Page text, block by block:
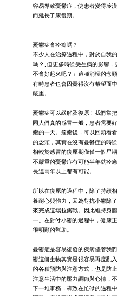
容易導致憂鬱症，使患者變得冷
而延長了康復期。
憂鬱症會痊癒嗎？
不少人在治療過程中，對於自我
嗎？｣但更多時候受生病的影響
不會好起來吧？」這種消極的念
有時患者也會因覺得沒有希望而
嚴重。
憂鬱症可以緩解及復原！我們常
同人們真的感冒一般，患者需要
癒的一天。痊癒後，可以回頭看
的念頭，其實在沒有憂鬱症的時
相較於感冒的復原期僅僅一個星
不嚴重的憂鬱症有可能半年就痊
長達兩年以上都有可能。
所以在復原的過程中，除了持續
養耐心與體力，因為對抗小鬱除
來完成這場拉鋸戰。因此維持身
一。在對付小鬱的過程中，健康
很明顯的幫助。
憂鬱症是容易復發的疾病儘管我
鬱這個生物其實是很容易再度亂
的各種預防與注意方式，也是防
注意生活中的壓力調節與心情，
下一堆事務，導致在忙碌的過程